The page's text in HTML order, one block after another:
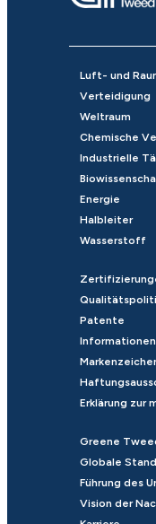
Luft- und
Verteidigung
Weltraum
Chemische
Industrielle
Energie
Halbleiter
Wasserstoff
Patente
Erklärung zur
Greene
Globale
Führung des
Vision der